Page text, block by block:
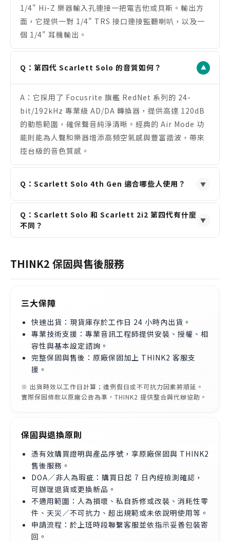
1/4" Hi-Z 樂器輸入孔連接一把電吉他或貝斯。輸出方
面，它提供一對 1/4" TRS 接口連接監聽喇叭，以及一
個 1/4" 耳機輸出。
Q：第四代 Scarlett Solo 的音質如何？ ▼
A：它採用了 Focusrite 旗艦 RedNet 系列的 24-
bit/192kHz 專業級 AD/DA 轉換器，提供高達 120dB
的動態範圍，確保聲音純淨清晰。經典的 Air Mode 功
能則能為人聲和樂器增添高頻空氣感與豐富諧波，帶來
控台級的音色質感。
Q：Scarlett Solo 4th Gen 適合哪些人使用？ ▼
手、Podcaster 或配音員。其單麥克風與單樂器輸入的
Q：Scarlett Solo 和 Scarlett 2i2 第四代有什麼
不同？
▼
麥克風前級和 1 個樂器輸入，適合單人錄音。而
Scarlett 2i2 則提供 2 個麥克風/樂器/線性複合式輸
或彈唱表演。
THINK2 保固與售後服務
三大保障
快速出貨：現貨庫存於工作日 24 小時內出貨。
專業技術支援：專業音訊工程師提供安裝、授權、相
容性與基本設定諮詢。
完整保固與售後：原廠保固加上 THINK2 客服支
援。
※ 出貨時效以工作日計算；逢例假日或不可抗力因素將順延。
實際保固條款以原廠公告為準，THINK2 提供整合與代辦協助。
保固與退換原則
憑有效購買證明與產品序號，享原廠保固與 THINK2
售後服務。
DOA／非人為瑕疵：購買日起 7 日內經檢測確認，
可辦理退貨或更換新品。
不適用範圍：人為損壞、私自拆修或改裝、消耗性零
件、天災／不可抗力、超出規範或未依說明使用等。
申請流程：於上班時段聯繫客服並依指示妥善包裝寄
回。